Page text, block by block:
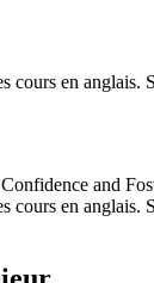
en anglais.
and
en anglais.